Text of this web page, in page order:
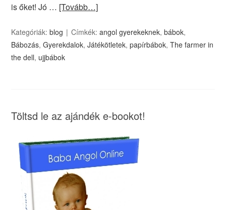
is őket! Jó … [Tovább…]
Kategóriák:blog Címkék:angol gyerekeknek,bábok,
Bábozás,Gyerekdalok,Játékötletek,papírbábok,The farmer in
the dell, ujjbábok
Töltsd le az ajándék e-bookot!